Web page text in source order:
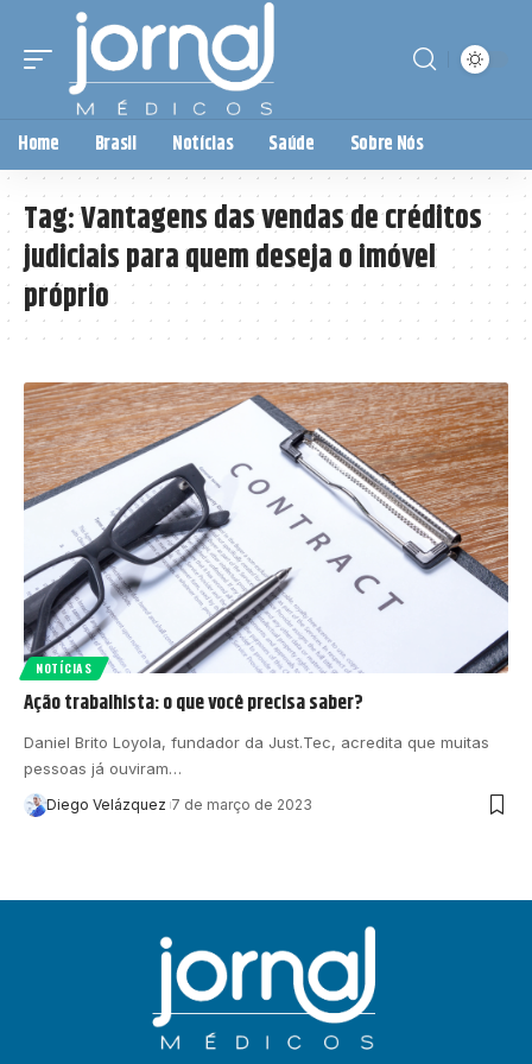
Home Brasil Notícias Saúde Sobre Nós
Tag:Vantagens das vendas de créditos
judiciais para quem deseja o imóvel
próprio
NOTÍCIAS
Ação trabalhista: o que você precisa saber?
Daniel Brito Loyola, fundador da Just.Tec, acredita que muitas
pessoas já ouviram…
Diego Velázquez 7 de março de 2023